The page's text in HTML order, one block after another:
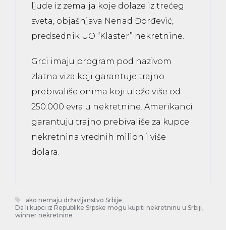
ljude iz zemalja koje dolaze iz trećeg
sveta, objašnjava Nenad Đorđević,
predsednik UO “Klaster” nekretnine.
Grci imaju program pod nazivom
zlatna viza koji garantuje trajno
prebivališe onima koji ulože više od
250.000 evra u nekretnine. Amerikanci
garantuju trajno prebivališe za kupce
nekretnina vrednih milion i više
dolara.
ako nemaju državljanstvo Srbije
Da li kupci iz Republike Srpske mogu kupiti nekretninu u Srbiji
winner nekretnine